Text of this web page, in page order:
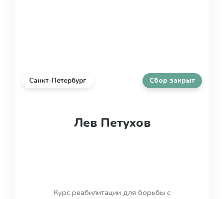
Санкт-Петербург Сбор закрыт
Лев Петухов
Курс реабилитации для борьбы с